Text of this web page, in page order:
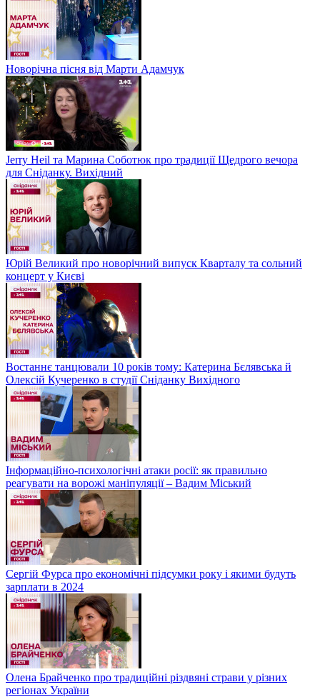
Новорічна пісня від Марти Адамчук
Jerry Heil та Марина Соботюк про традиції Щедрого вечора
для Сніданку. Вихідний
Юрій Великий про новорічний випуск Кварталу та сольний
концерт у Києві
Востаннє танцювали 10 років тому: Катерина Бєлявська й
Олексій Кучеренко в студії Сніданку Вихідного
Інформаційно-психологічні атаки росії: як правильно
реагувати на ворожі маніпуляції – Вадим Міський
Сергій Фурса про економічні підсумки року і якими будуть
зарплати в 2024
Олена Брайченко про традиційні різдвяні страви у різних
регіонах України